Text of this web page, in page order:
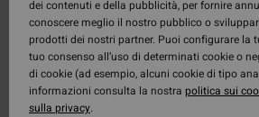
dei contenuti e della pubblicità, per fornire
conoscere meglio il nostro pubblico o
prodotti dei nostri partner. Puoi configurare la
tuo consenso all’uso di determinati cookie o
di cookie (ad esempio, alcuni cookie di tipo
informazioni consulta la nostra politica sui
sulla privacy.